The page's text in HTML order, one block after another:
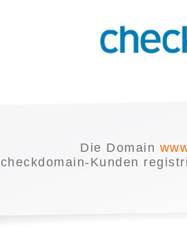
Die Domain
checkdomain-Kunden